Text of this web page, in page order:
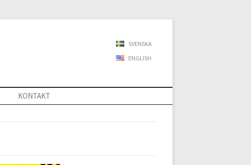
SVENSKA
ENGLISH
KONTAKT